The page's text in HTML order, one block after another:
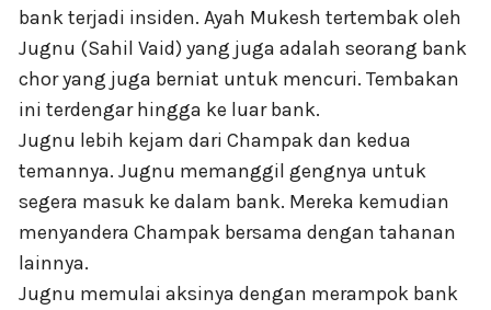
bank terjadi insiden. Ayah Mukesh tertembak oleh
Jugnu (Sahil Vaid) yang juga adalah seorang bank
chor yang juga berniat untuk mencuri. Tembakan
ini terdengar hingga ke luar bank.
Jugnu lebih kejam dari Champak dan kedua
temannya. Jugnu memanggil gengnya untuk
segera masuk ke dalam bank. Mereka kemudian
menyandera Champak bersama dengan tahanan
lainnya.
Jugnu memulai aksinya dengan merampok bank